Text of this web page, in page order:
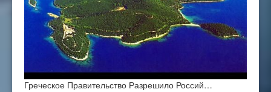
Греческое Правительство Разрешило Россий…